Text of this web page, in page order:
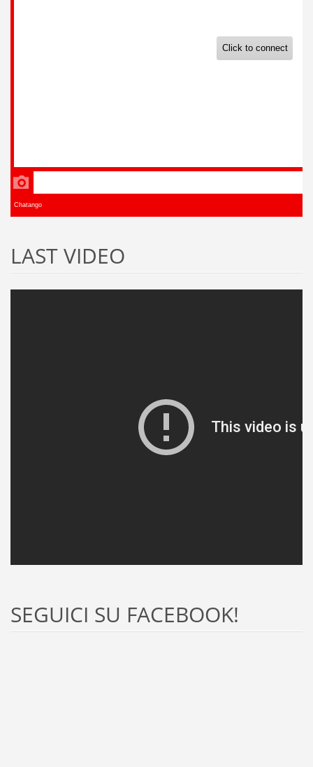
LAST VIDEO
SEGUICI SU FACEBOOK!